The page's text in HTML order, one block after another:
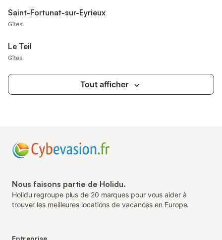
Saint-Fortunat-sur-Eyrieux
Gîtes
Le Teil
Gîtes
Tout afficher
Nous faisons partie de Holidu.
Holidu regroupe plus de 20 marques pour vous aider à
trouver les meilleures locations de vacances en Europe.
Entreprise